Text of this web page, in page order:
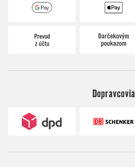
Dopravcovia